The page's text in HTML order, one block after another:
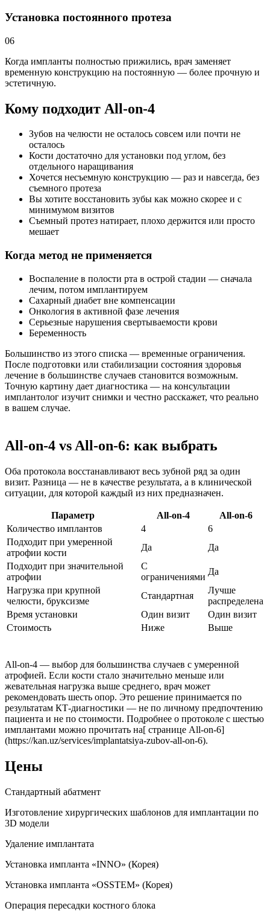
Установка постоянного протеза
06
Когда импланты полностью прижились, врач заменяет
временную конструкцию на постоянную — более прочную и
эстетичную.
Кому подходит All-on-4
Зубов на челюсти не осталось совсем или почти не
осталось
Кости достаточно для установки под углом, без
отдельного наращивания
Хочется несъемную конструкцию — раз и навсегда, без
съемного протеза
Вы хотите восстановить зубы как можно скорее и с
минимумом визитов
Съемный протез натирает, плохо держится или просто
мешает
Когда метод не применяется
Воспаление в полости рта в острой стадии — сначала
лечим, потом имплантируем
Сахарный диабет вне компенсации
Онкология в активной фазе лечения
Серьезные нарушения свертываемости крови
Беременность
Большинство из этого списка — временные ограничения.
После подготовки или стабилизации состояния здоровья
лечение в большинстве случаев становится возможным.
Точную картину дает диагностика — на консультации
имплантолог изучит снимки и честно расскажет, что реально
в вашем случае.
All-on-4 vs All-on-6: как выбрать
Оба протокола восстанавливают весь зубной ряд за один
визит. Разница — не в качестве результата, а в клинической
ситуации, для которой каждый из них предназначен.
Параметр All-on-4
All-on-6
Количество имплантов
4
6
Подходит при умеренной
атрофии кости
Да
Да
Подходит при значительной
атрофии
С
ограничениями
Да
Нагрузка при крупной
челюсти, бруксизме
Стандартная
Лучше
распределена
Время установки
Один визит
Один визит
Стоимость
Ниже Выше
All-on-4 — выбор для большинства случаев с умеренной
атрофией. Если кости стало значительно меньше или
жевательная нагрузка выше среднего, врач может
рекомендовать шесть опор. Это решение принимается по
результатам КТ-диагностики — не по личному предпочтению
пациента и не по стоимости. Подробнее о протоколе с шестью
имплантами можно прочитать на[ странице All-on-6]
(https://kan.uz/services/implantatsiya-zubov-all-on-6).
Цены
Стандартный абатмент
Изготовление хирургических шаблонов для имплантации по
3D модели
Удаление имплантата
Установка импланта «INNO» (Корея)
Установка импланта «OSSTEM» (Корея)
Операция пересадки костного блока